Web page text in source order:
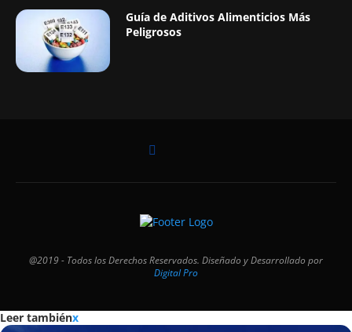
Guía de Aditivos Alimenticios Más
Peligrosos
@2019 - Todos los Derechos Reservados. Diseñado y Desarrollado por
Digital Pro
Leer tambiénx